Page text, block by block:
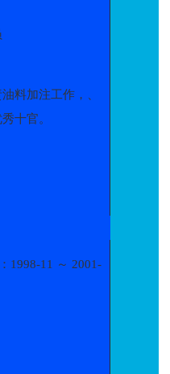
料加注工作，、
十官。
1998-11 ～ 2001-